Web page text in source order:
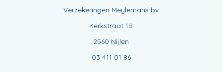
Verzekeringen Meylemans bv
Kerkstraat 1B
2560 Nijlen
03 411 01 86